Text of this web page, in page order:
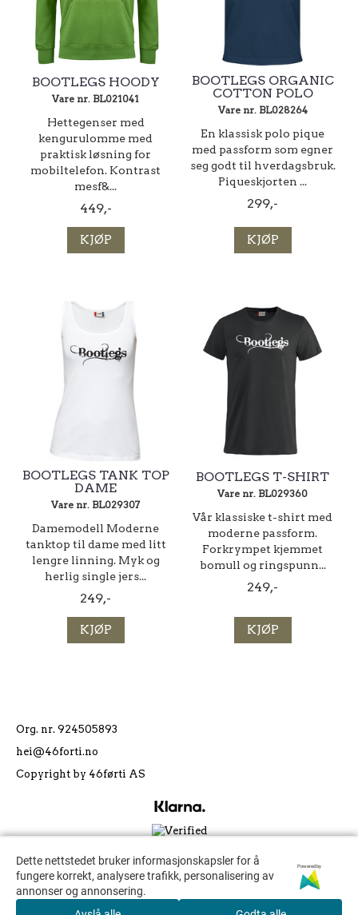
BOOTLEGS HOODY
Vare nr. BL021041
Hettegenser med
kengurulomme med
praktisk løsning for
mobiltelefon. Kontrast
mesf&...
449,-
KJØP
BOOTLEGS ORGANIC
COTTON POLO
Vare nr. BL028264
En klassisk polo pique
med passform som egner
seg godt til hverdagsbruk.
Piqueskjorten ...
299,-
KJØP
BOOTLEGS TANK TOP
DAME
Vare nr. BL029307
Damemodell Moderne
tanktop til dame med litt
lengre linning. Myk og
herlig single jers...
249,-
KJØP
BOOTLEGS T-SHIRT
Vare nr. BL029360
Vår klassiske t-shirt med
moderne passform.
Forkrympet kjemmet
bomull og ringspunn...
249,-
KJØP
Org. nr. 924505893
hei@46forti.no
Copyright by 46førti AS
Dette nettstedet bruker informasjonskapsler for å
fungere korrekt, analysere trafikk, personalisering av
annonser og annonsering.
Powered by
Dette nettstedet bruker informasjonskapsler for å
fungere korrekt, analysere trafikk, personalisering av
annonser og annonsering.
Powered by